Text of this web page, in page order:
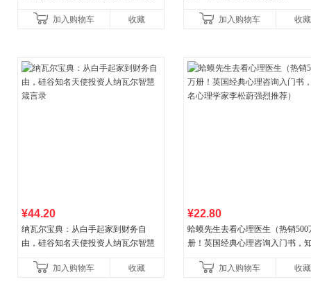
菘、张军、周黎安、王烁联
加入购物车 收藏 加入购物车 收藏
¥44.20
纳瓦尔宝典：从白手起家到财务自
由，硅谷知名天使投资人纳瓦尔智慧
加入购物车
收藏
¥22.80
蛤蟆先生去看心理医生（热销500
册！英国经典心理咨询入门书，
加入购物车
收藏